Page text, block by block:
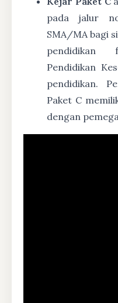
pada jalur
SMA/MA bagi
pendidikan
Pendidikan
pendidikan.
Paket C
dengan